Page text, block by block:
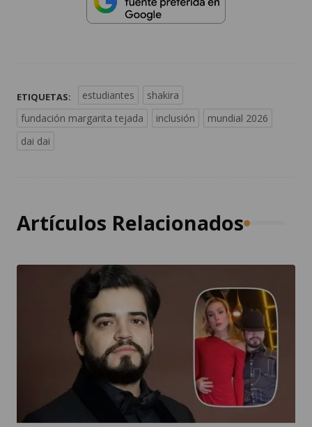
ETIQUETAS: estudiantes
shakira
fundación margarita tejada
inclusión
mundial 2026
dai dai
Artículos Relacionados